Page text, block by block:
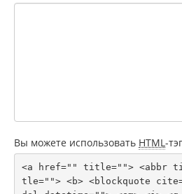
Вы можете использовать HTML -
<a href="" title=""> <abbr
tle=""> <b> <blockquote